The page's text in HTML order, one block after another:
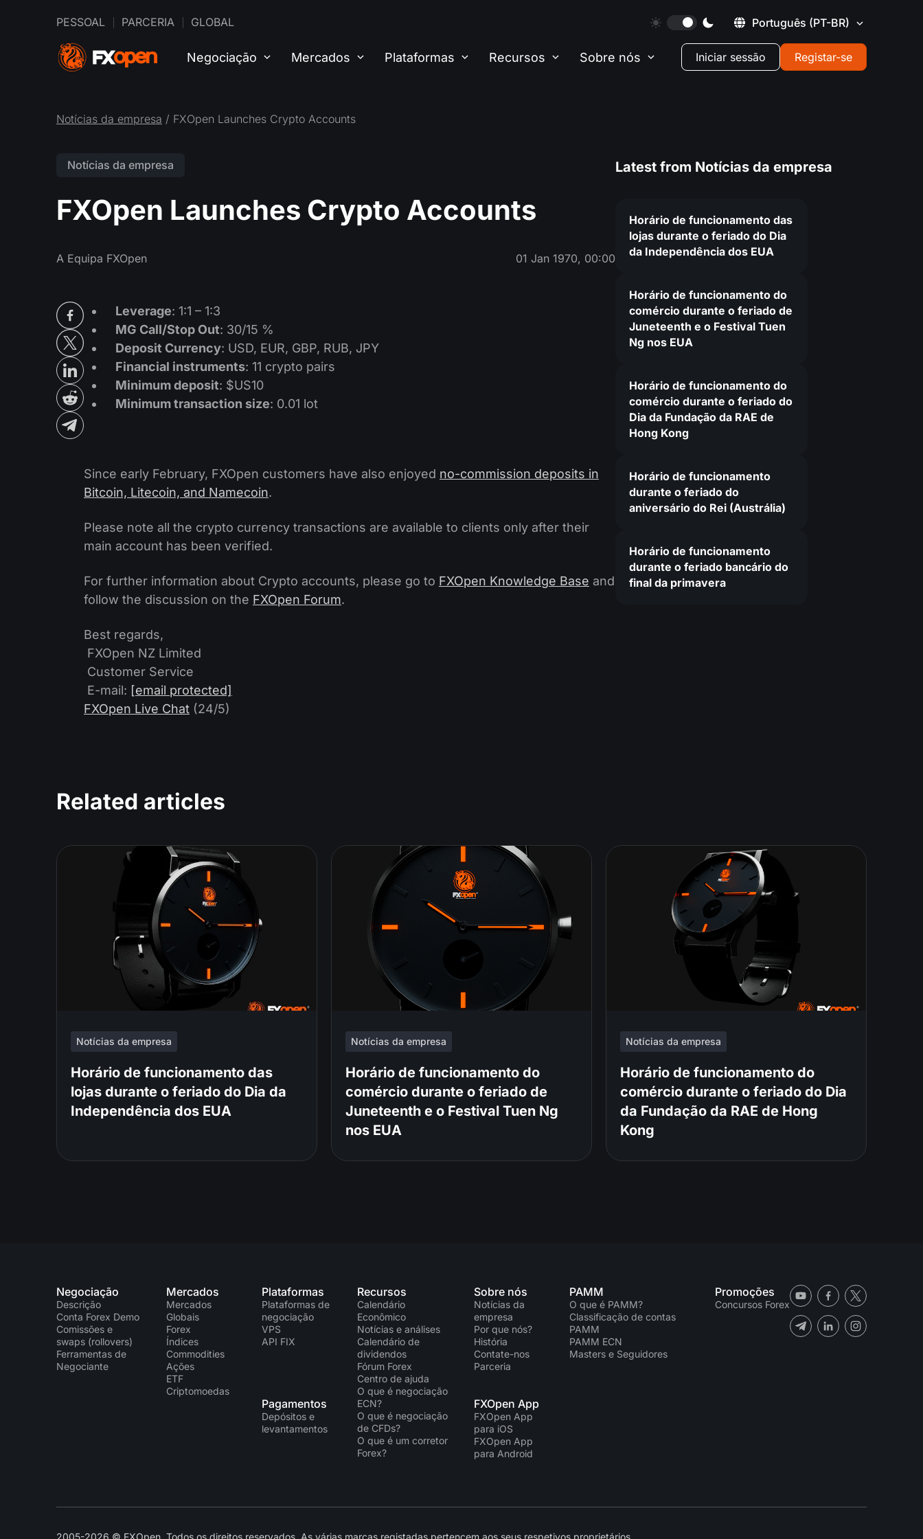
PESSOAL PARCERIA GLOBAL Português (PT-BR)
Negociação Mercados Plataformas Recursos Sobre nós Iniciar sessão Registar-se
Notícias da empresa / FXOpen Launches Crypto Accounts
Notícias da empresa
FXOpen Launches Crypto Accounts
A Equipa FXOpen 01 Jan 1970, 00:00
Leverage: 1:1 – 1:3
MG Call/Stop Out: 30/15 %
Deposit Currency: USD, EUR, GBP, RUB, JPY
Financial instruments: 11 crypto pairs
Minimum deposit: $US10
Minimum transaction size: 0.01 lot
Since early February, FXOpen customers have also enjoyed no-commission deposits in
Bitcoin, Litecoin, and Namecoin.
Please note all the crypto currency transactions are available to clients only after their
main account has been verified.
For further information about Crypto accounts, please go to FXOpen Knowledge Base and
follow the discussion on the FXOpen Forum.
Best regards,
FXOpen NZ Limited
Customer Service
E-mail: [email protected]
FXOpen Live Chat (24/5)
Latest from Notícias da empresa
Horário de funcionamento das
lojas durante o feriado do Dia
da Independência dos EUA
Horário de funcionamento do
comércio durante o feriado de
Juneteenth e o Festival Tuen
Ng nos EUA
Horário de funcionamento do
comércio durante o feriado do
Dia da Fundação da RAE de
Hong Kong
Horário de funcionamento
durante o feriado do
aniversário do Rei (Austrália)
Horário de funcionamento
durante o feriado bancário do
final da primavera
Related articles
Notícias da empresa
Horário de funcionamento das
lojas durante o feriado do Dia da
Independência dos EUA
Notícias da empresa
Horário de funcionamento do
comércio durante o feriado de
Juneteenth e o Festival Tuen Ng
nos EUA
Notícias da empresa
Horário de funcionamento do
comércio durante o feriado do Dia
da Fundação da RAE de Hong
Kong
Negociação
Descrição
Conta Forex Demo
Comissões e
swaps (rollovers)
Ferramentas de
Negociante
Mercados
Mercados
Globais
Forex
Índices
Commodities
Ações
ETF
Criptomoedas
Plataformas
Plataformas de
negociação
VPS
API FIX
Pagamentos
Depósitos e
levantamentos
Recursos
Calendário
Econômico
Notícias e análises
Calendário de
dividendos
Fórum Forex
Centro de ajuda
O que é negociação
ECN?
O que é negociação
de CFDs?
O que é um corretor
Forex?
Sobre nós
Notícias da
empresa
Por que nós?
História
Contate-nos
Parceria
FXOpen App
FXOpen App
para iOS
FXOpen App
para Android
PAMM
O que é PAMM?
Classificação de contas
PAMM
PAMM ECN
Masters e Seguidores
Promoções
Concursos Forex
2005-2026 © FXOpen. Todos os direitos reservados. As várias marcas registadas pertencem aos seus respetivos proprietários.